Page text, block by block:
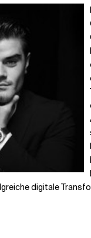
digitale